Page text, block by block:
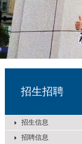
招生招聘
招生信息
招聘信息